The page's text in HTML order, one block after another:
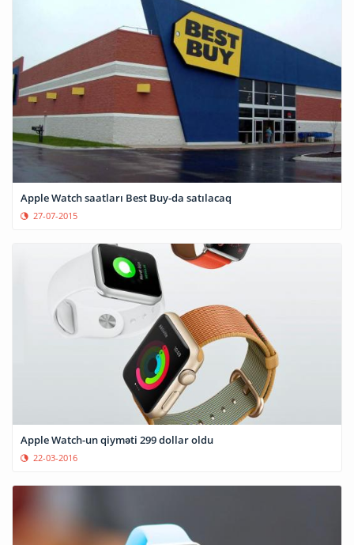
Apple Watch saatları Best Buy-da satılacaq
27-07-2015
Apple Watch-un qiyməti 299 dollar oldu
22-03-2016